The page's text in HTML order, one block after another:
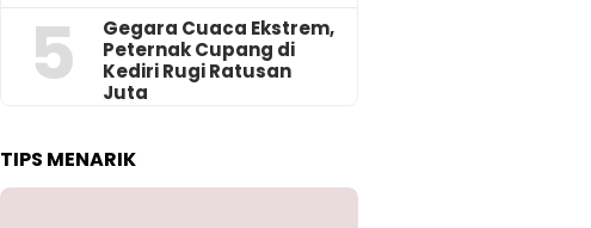
5
‎Gegara Cuaca Ekstrem,
Peternak Cupang di
Kediri Rugi Ratusan
Juta
TIPS MENARIK